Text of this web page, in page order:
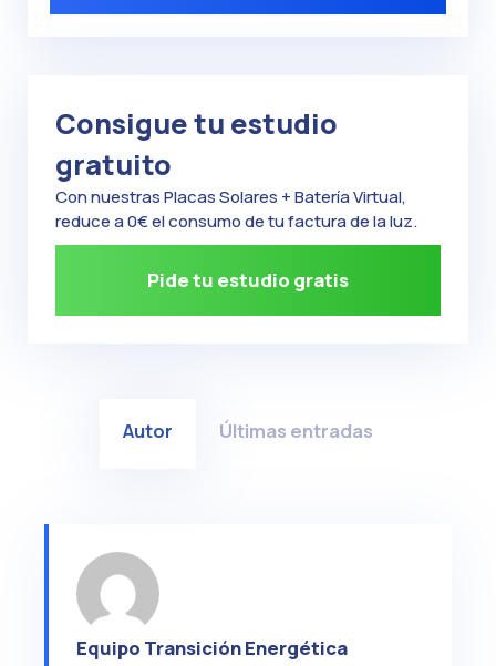
Consigue tu estudio
gratuito
Con nuestras Placas Solares + Batería Virtual,
reduce a 0€ el consumo de tu factura de la luz.
Pide tu estudio gratis
Autor Últimas entradas
Equipo Transición Energética